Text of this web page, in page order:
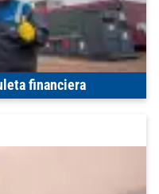
financiera